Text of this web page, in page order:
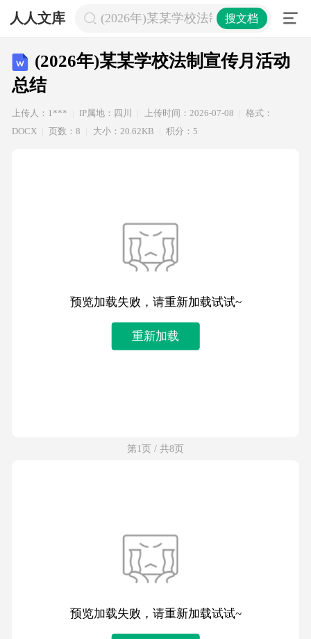
人人文库 (2026年)某某学校法制宣传月活动总结
搜文档
(2026年)某某学校法制宣传月活动
总结
上传人：1*** IP属地：四川 上传时间：2026-07-08
格式：
DOCX
页数：8 大小：20.62KB 积分：5
预览加载失败，请重新加载试试~
重新加载
第1页 / 共8页
预览加载失败，请重新加载试试~